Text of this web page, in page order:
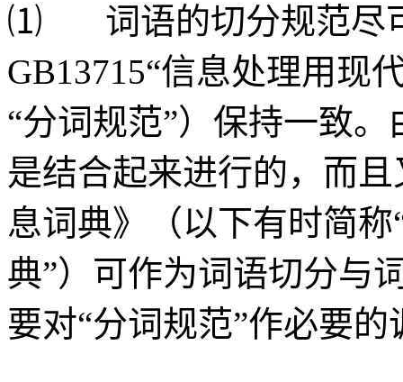
⑴ 词语的切分规范尽
GB13715“信息处理用现
“分词规范”）保持一致
是结合起来进行的，而
息词典》（以下有时简
典”）可作为词语切分与
要对“分词规范”作必要